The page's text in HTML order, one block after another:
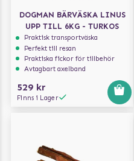
DOGMAN BÄRVÄSKA LINUS
UPP TILL 6KG - TURKOS
Praktisk transportväska
Perfekt till resan
Praktiska fickor för tillbehör
Avtagbart axelband
529 kr
Finns i Lager